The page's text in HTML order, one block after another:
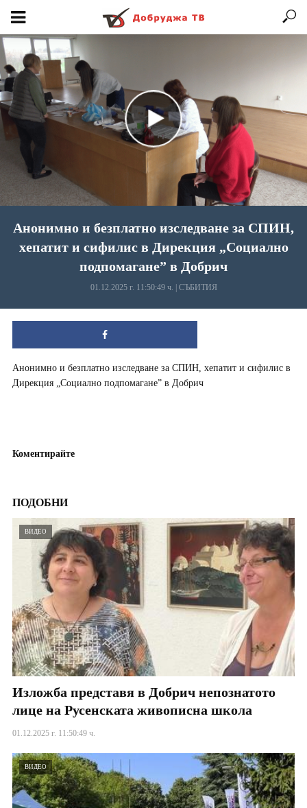
Анонимно и безплатно изследване за СПИН,
хепатит и сифилис в Дирекция „Социално
подпомагане” в Добрич
01.12.2025 г. 11:50:49 ч. СЪБИТИЯ
Анонимно и безплатно изследване за СПИН, хепатит и сифилис в
Дирекция „Социално подпомагане” в Добрич
Коментирайте
ПОДОБНИ
ВИДЕО
Изложба представя в Добрич непознатото
лице на Русенската живописна школа
01.12.2025 г. 11:50:49 ч.
ВИДЕО